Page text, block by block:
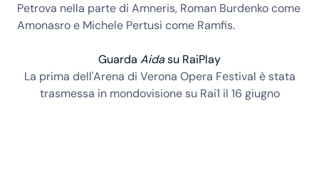
Petrova nella parte di Amneris, Roman Burdenko come
Amonasro e Michele Pertusi come Ramfis.
Guarda Aidasu RaiPlay
La prima dell'Arena di Verona Opera Festival è stata
trasmessa in mondovisione su Rai1 il 16 giugno